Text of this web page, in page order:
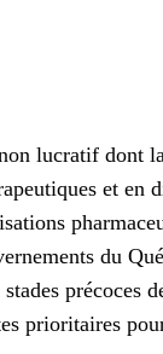
lucratif
et
du
prioritaires